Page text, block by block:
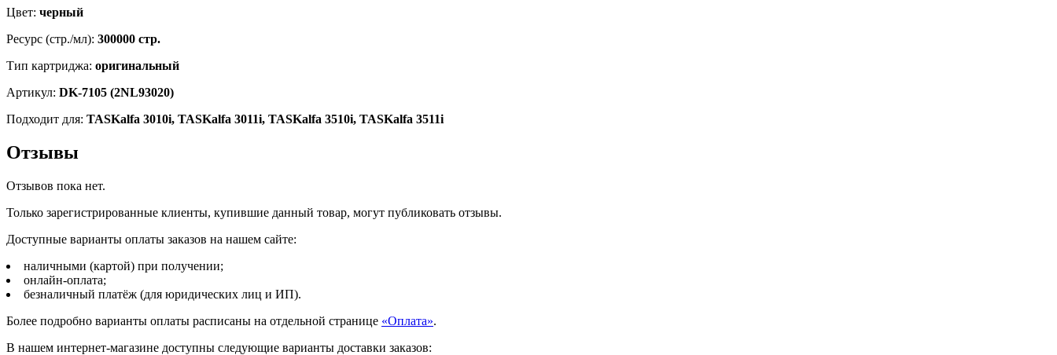
Цвет: черный
Ресурс (стр./мл): 300000 стр.
Тип картриджа: оригинальный
Артикул: DK-7105 (2NL93020)
Подходит для: TASKalfa 3010i, TASKalfa 3011i, TASKalfa 3510i, TASKalfa 3511i
Отзывы
Отзывов пока нет.
Только зарегистрированные клиенты, купившие данный товар, могут публиковать отзывы.
Доступные варианты оплаты заказов на нашем сайте:
наличными (картой) при получении;
онлайн-оплата;
безналичный платёж (для юридических лиц и ИП).
Более подробно варианты оплаты расписаны на отдельной странице «Оплата».
В нашем интернет-магазине доступны следующие варианты доставки заказов: